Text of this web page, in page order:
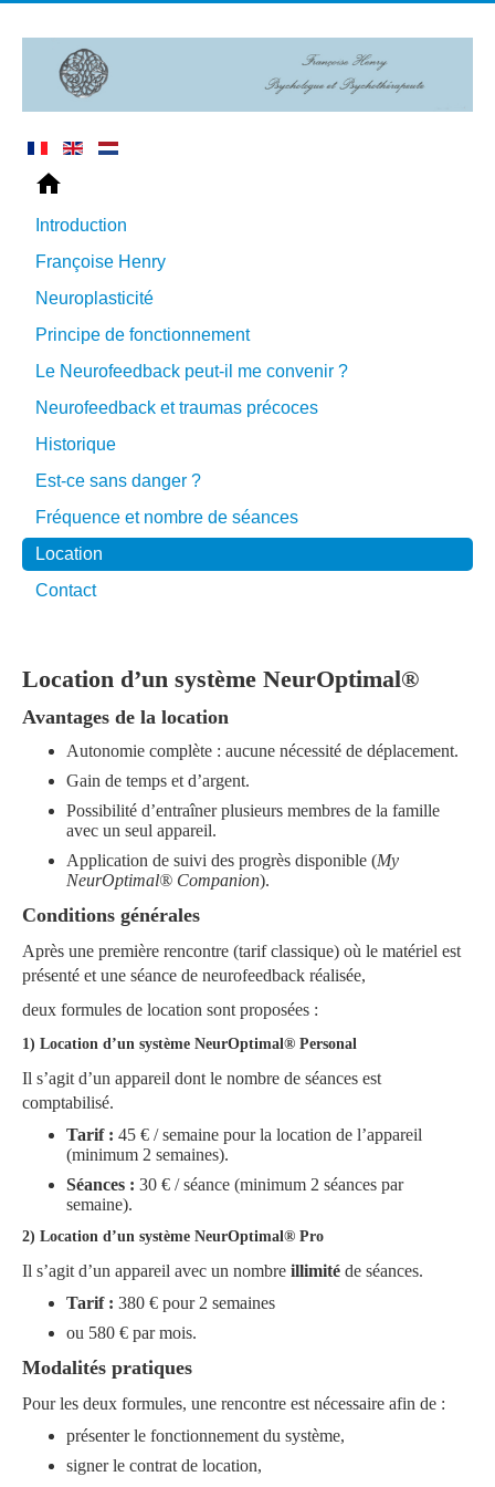
Introduction
Françoise Henry
Neuroplasticité
Principe de fonctionnement
Le Neurofeedback peut-il me convenir ?
Neurofeedback et traumas précoces
Historique
Est-ce sans danger ?
Fréquence et nombre de séances
Location
Contact
Location d’un système NeurOptimal®
Avantages de la location
Autonomie complète : aucune nécessité de déplacement.
Gain de temps et d’argent.
Possibilité d’entraîner plusieurs membres de la famille
avec un seul appareil.
Application de suivi des progrès disponible (My
NeurOptimal® Companion).
Conditions générales
Après une première rencontre (tarif classique) où le matériel est
présenté et une séance de neurofeedback réalisée,
deux formules de location sont proposées :
1) Location d’un système NeurOptimal® Personal
Il s’agit d’un appareil dont le nombre de séances est
comptabilisé.
Tarif : 45 € / semaine pour la location de l’appareil
(minimum 2 semaines).
Séances : 30 € / séance (minimum 2 séances par
semaine).
2) Location d’un système NeurOptimal® Pro
Il s’agit d’un appareil avec un nombre illimité de séances.
Tarif : 380 € pour 2 semaines
ou 580 € par mois.
Modalités pratiques
Pour les deux formules, une rencontre est nécessaire afin de :
présenter le fonctionnement du système,
signer le contrat de location,